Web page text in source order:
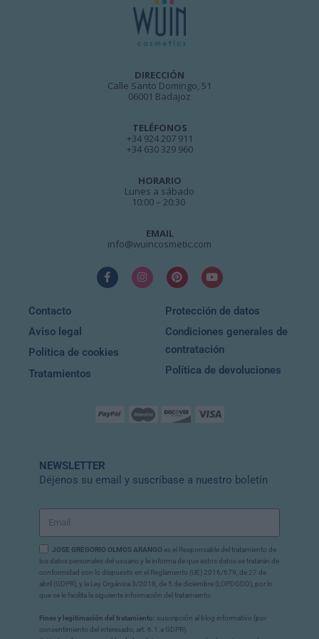
DIRECCIÓN
Calle Santo Domingo, 51
06001 Badajoz
TELÉFONOS
+34 924 207 911
+34 630 329 960
HORARIO
Lunes a sábado
10:00 – 20:30
EMAIL
info@wuincosmetic.com
Contacto
Aviso legal
Política de cookies
Tratamientos
Protección de datos
Condiciones generales de
contratación
Política de devoluciones
NEWSLETTER
Déjenos su email y suscríbase a nuestro boletín
JOSE GREGORIO OLMOS ARANGO es el Responsable del tratamiento de
los datos personales del usuario y le informa de que estos datos se tratarán de
conformidad con lo dispuesto en el Reglamento (UE) 2016/679, de 27 de
abril (GDPR), y la Ley Orgánica 3/2018, de 5 de diciembre (LOPDGDD), por lo
que se le facilita la siguiente información del tratamiento:
Fines y legitimación del tratamiento: suscripción al blog informativo (por
consentimiento del interesado, art. 6.1.a GDPR).